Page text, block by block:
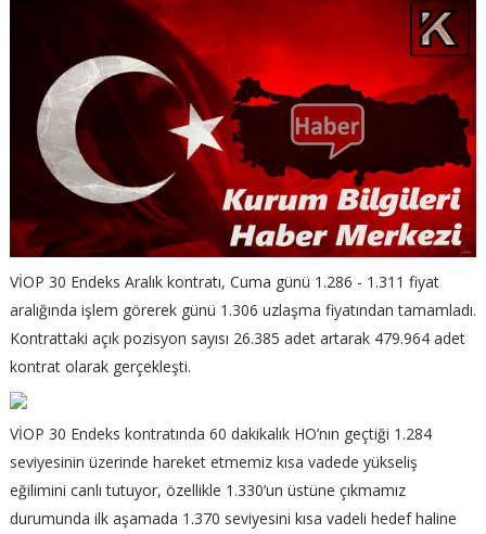
VİOP 30 Endeks Aralık kontratı, Cuma günü 1.286 - 1.311 fiyat
aralığında işlem görerek günü 1.306 uzlaşma fiyatından tamamladı.
Kontrattaki açık pozisyon sayısı 26.385 adet artarak 479.964 adet
kontrat olarak gerçekleşti.
VİOP 30 Endeks kontratında 60 dakikalık HO’nın geçtiği 1.284
seviyesinin üzerinde hareket etmemiz kısa vadede yükseliş
eğilimini canlı tutuyor, özellikle 1.330’un üstüne çıkmamız
durumunda ilk aşamada 1.370 seviyesini kısa vadeli hedef haline